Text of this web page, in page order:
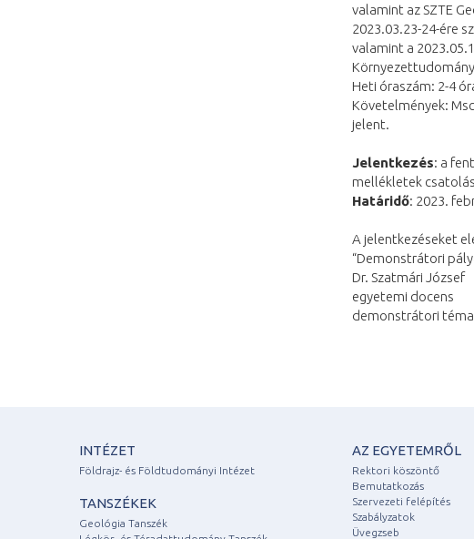
valamint az SZTE
2023.03.23-24-ére
valamint a
Heti óraszám: 2-4
Követelmények:
jelent.
Jelentkezés: a
mellékletek
Határidő: 2023.
A jelentkezéseket
“Demonstrátori
Dr. Szatmári József
egyetemi docens
demonstrátori
INTÉZET
Földrajz- és Földtudományi Intézet
TANSZÉKEK
Geológia Tanszék
AZ EGYETEMRŐL
Rektori köszöntő
Bemutatkozás
Szervezeti felépítés
Szabályzatok
Üvegzseb